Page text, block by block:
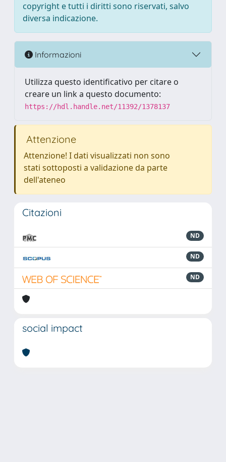
copyright e tutti i diritti sono riservati, salvo
diversa indicazione.
Informazioni
Utilizza questo identificativo per citare o
creare un link a questo documento:
https://hdl.handle.net/11392/1378137
Attenzione
Attenzione! I dati visualizzati non sono
stati sottoposti a validazione da parte
dell'ateneo
Citazioni
ND
ND
ND
social impact